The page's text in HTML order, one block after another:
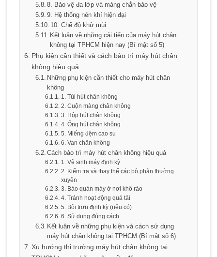
8. Bảo vệ đa lớp và màng chắn bảo vệ
9. Hệ thống nén khí hiện đại
10. Chế độ khử mùi
Kết luận về những cải tiến của máy hút chân
không tại TPHCM hiện nay (Bí mật số 5)
Phụ kiện cần thiết và cách bảo trì máy hút chân
không hiệu quả
Những phụ kiện cần thiết cho máy hút chân
không
1. Túi hút chân không
2. Cuộn màng chân không
3. Hộp hút chân không
4. Ống hút chân không
5. Miếng đệm cao su
6. Van chân không
Cách bảo trì máy hút chân không hiệu quả
1. Vệ sinh máy định kỳ
2. Kiểm tra và thay thế các bộ phận thường
xuyên
3. Bảo quản máy ở nơi khô ráo
4. Tránh hoạt động quá tải
5. Bôi trơn định kỳ (nếu có)
6. Sử dụng đúng cách
Kết luận về những phụ kiện và cách sử dụng
máy hút chân không tại TPHCM (Bí mật số 6)
Xu hướng thị trường máy hút chân không tại